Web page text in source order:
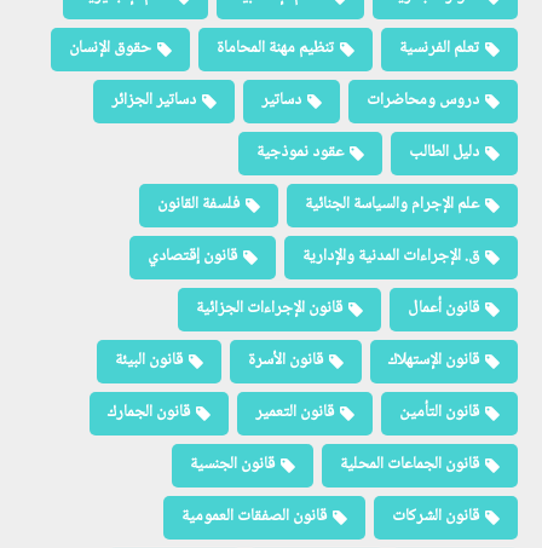
تعلم الفرنسية
تنظيم مهنة المحاماة
حقوق الإنسان
دروس ومحاضرات
دساتير
دساتير الجزائر
دليل الطالب
عقود نموذجية
علم الإجرام والسياسة الجنائية
فلسفة القانون
ق. الإجراءات المدنية والإدارية
قانون إقتصادي
قانون أعمال
قانون الإجراءات الجزائية
قانون الإستهلاك
قانون الأسرة
قانون البيئة
قانون التأمين
قانون التعمير
قانون الجمارك
قانون الجماعات المحلية
قانون الجنسية
قانون الشركات
قانون الصفقات العمومية